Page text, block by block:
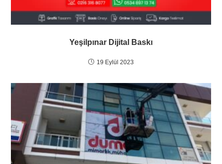
Yeşilpınar Dijital Baskı
19 Eylül 2023